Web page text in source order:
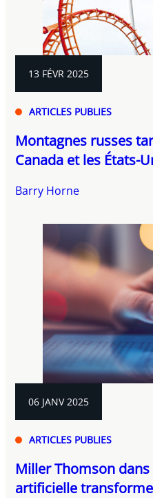
13 FÉVR 2025
ARTICLES PUBLIES
Montagnes russes
Canada et les États-
Barry Horne
06 JANV 2025
ARTICLES PUBLIES
Miller Thomson dans
artificielle